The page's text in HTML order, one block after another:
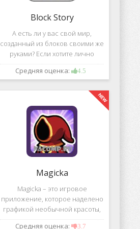
Block Story
А есть ли у вас свой мир,
созданный из блоков своими же
руками? Если хотите лично
воздвигнуть для себя такой мир,
тогда игра, которая называется
Средняя оценка: 4.5
Magicka
Magicka – это игровое
приложение, которое наделено
графикой необычной красоты,
все персонажи в нем весьма
Средняя оценка: 3.7